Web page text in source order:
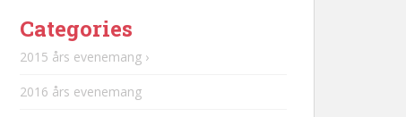
Categories
2015 års evenemang ›
2016 års evenemang